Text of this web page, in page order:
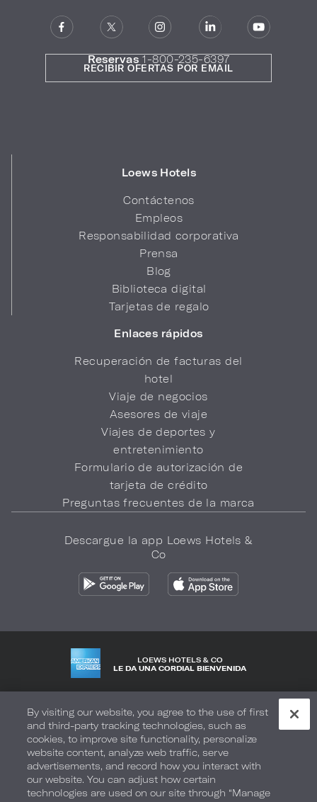
Reservas 1-800-235-6397
Loews Hotels
Contáctenos
Empleos
Responsabilidad corporativa
Prensa
Blog
Biblioteca digital
Tarjetas de regalo
Enlaces rápidos
Recuperación de facturas del
hotel
Viaje de negocios
Asesores de viaje
Viajes de deportes y
entretenimiento
Formulario de autorización de
tarjeta de crédito
Preguntas frecuentes de la marca
RECIBIR OFERTAS POR EMAIL
Descargue la app Loews Hotels &
Co
LOEWS HOTELS & CO
LE DA UNA CORDIAL BIENVENIDA
Seguridad y bienestar Términos de Uso Accesibilidad
Mapa del sitio Sus opciones de privacidad
DERECHOS DE AUTOR 2026.LOEWS HOTELS & CO
By visiting our website, you agree to the use of first
and third-party tracking technologies, such as
cookies, to improve site functionality, personalize
website content, analyze web traffic, serve
advertisements, and record how you interact with
our website. You can adjust how certain
technologies are used on our site through “Manage